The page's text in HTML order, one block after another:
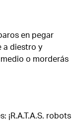
en pegar
a diestro y
o morderás
¡R.A.T.A.S. robots